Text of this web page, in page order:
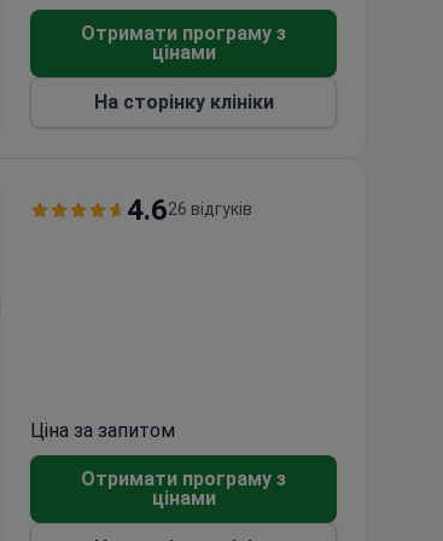
Отримати програму з
цінами
На сторінку клініки
4.626 відгуків
Ціна за запитом
Отримати програму з
цінами